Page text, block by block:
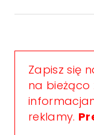
Zapisz się
na bieżąco
reklamy.